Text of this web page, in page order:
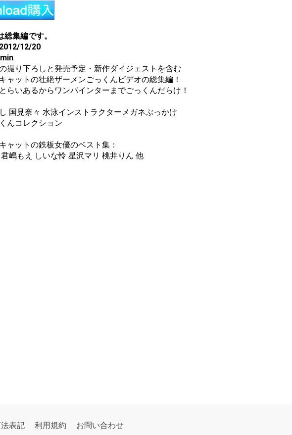
集編です。
12/20
撮り下ろしと発売予定・新作ダイジェストを含む
ャットの壮絶ザーメンごっくんビデオの総集編！
らいあるからワンパインターまでごっくんだらけ！
国見奈々 水泳インストラクターメガネぶっかけ
んコレクション
ャットの鉄板女優のベスト集：
嶋もえ しいな怜 星沢マリ 桃井りん 他
表記 利用規約 お問い合わせ